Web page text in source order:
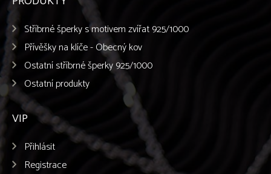
Stříbrné šperky s motivem zvířat 925/1000
Přívěšky na klíče - Obecný kov
Ostatní stříbrné šperky 925/1000
Ostatní produkty
VIP
Přihlásit
Registrace